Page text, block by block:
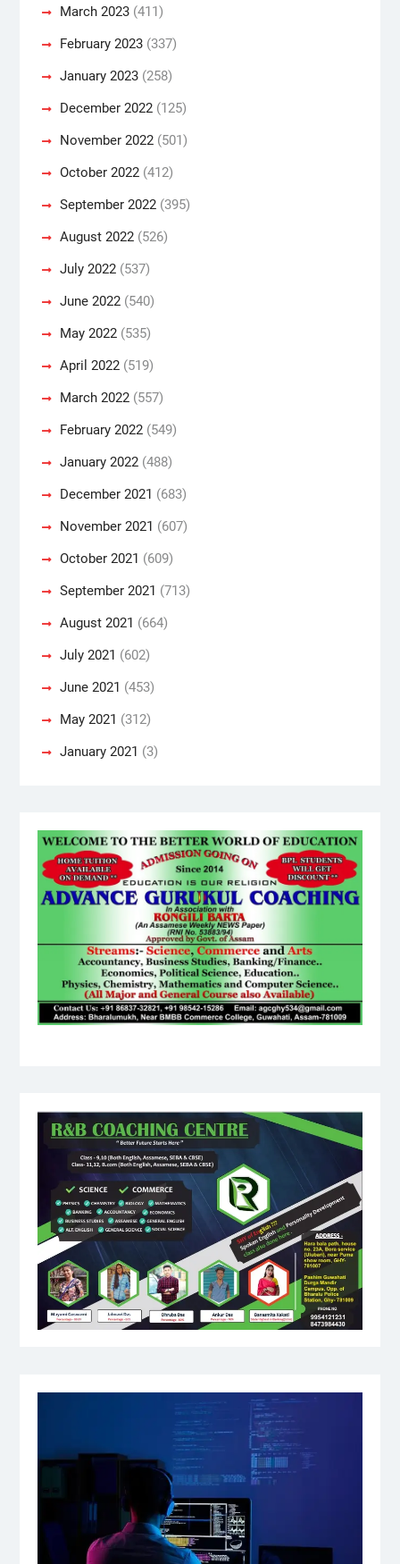
March 2023(411)
February 2023(337)
January 2023(258)
December 2022(125)
November 2022(501)
October 2022(412)
September 2022(395)
August 2022(526)
July 2022(537)
June 2022(540)
May 2022(535)
April 2022(519)
March 2022(557)
February 2022(549)
January 2022(488)
December 2021 (683)
November 2021 (607)
October 2021 (609)
September 2021 (713)
August 2021 (664)
July 2021 (602)
June 2021 (453)
May 2021 (312)
January 2021 (3)